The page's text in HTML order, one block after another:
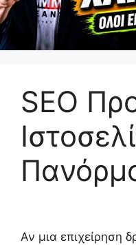
SEO
Αν μια επιχείρηση